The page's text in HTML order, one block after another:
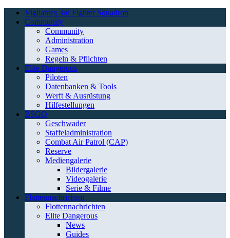
Vigilantes 3rd Fighter Squadron
Community
Community
Administration
Games
Regeln & Pflichten
Elite Dangerous
Piloten
Datenbanken & Tools
Werft & Ausrüstung
Hilfestellungen
BSGO
Geschwader
Staffeladministration
Combat Air Patrol (CAP)
Reserve
Mediengalerie
Bildergalerie
Videogalerie
Serie & Filme
Flottennachrichten
Flottennachrichten
Elite Dangerous
News
Guides